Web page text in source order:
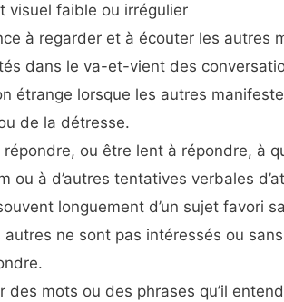
visuel faible ou irrégulier
à regarder et à écouter les autres
dans le va-et-vient des
étrange lorsque les autres
de la détresse.
répondre, ou être lent à répondre, à
ou à d’autres tentatives verbales
longuement d’un sujet favori
autres ne sont pas intéressés ou
des mots ou des phrases qu’il